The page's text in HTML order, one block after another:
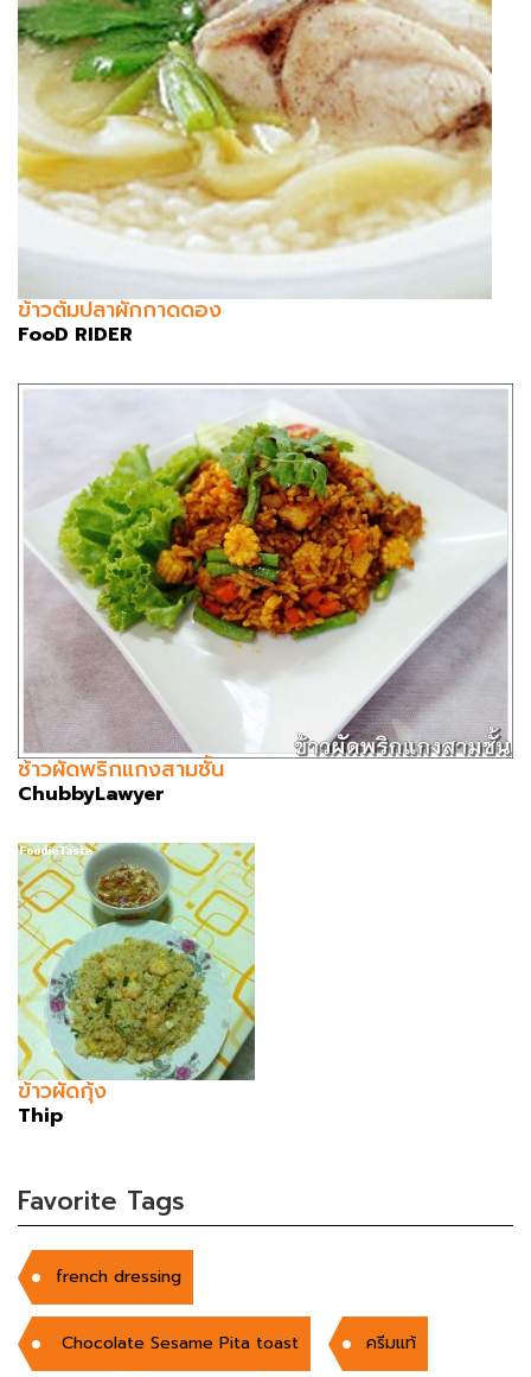
ข้าวต้มปลาผักกาดดอง
FooD RIDER
ช้าวผัดพริกแกงสามชั้น
ChubbyLawyer
ข้าวผัดกุ้ง
Thip
Favorite Tags
french dressing
Chocolate Sesame Pita toast ครีมแท้